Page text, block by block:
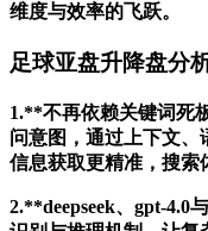
维度与效率的飞跃。
足球亚盘升降盘分
1.**不再依赖关键词死
问意图，通过上下文、
信息获取更精准，搜索
2.**deepseek、gpt-4.0